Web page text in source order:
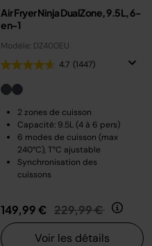
Air Fryer Ninja DualZone, 9.5L, 6-
en-1
Modèle: DZ400EU
4.7 (1447)
2 zones de cuisson
Capacité: 9.5L (4 à 6 pers)
6 modes de cuisson (max
240°C), T°C ajustable
Synchronisation des
cuissons
149,99 € Prix réduit de
229,99 € au
Voir les détails